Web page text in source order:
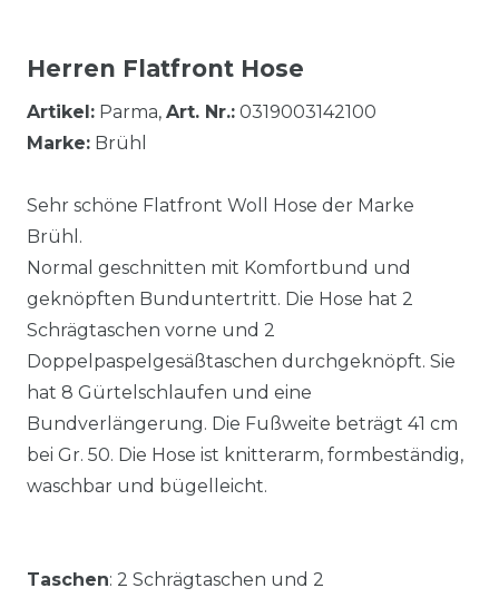
Herren Flatfront Hose
Artikel: Parma, Art. Nr.: 0319003142100
Marke: Brühl
Sehr schöne Flatfront Woll Hose der Marke
Brühl.
Normal geschnitten mit Komfortbund und
geknöpften Bunduntertritt. Die Hose hat 2
Schrägtaschen vorne und 2
Doppelpaspelgesäßtaschen durchgeknöpft. Sie
hat 8 Gürtelschlaufen und eine
Bundverlängerung. Die Fußweite beträgt 41 cm
bei Gr. 50. Die Hose ist knitterarm, formbeständig,
waschbar und bügelleicht.
Taschen: 2 Schrägtaschen und 2